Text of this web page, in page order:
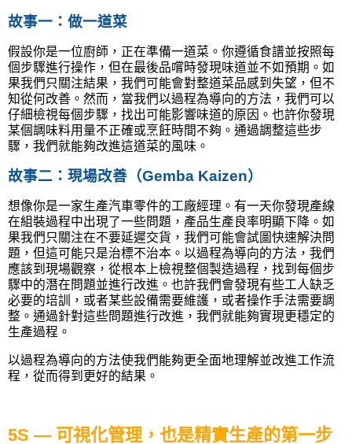
故事一：做一道菜
假設你是一位廚師，正在準備一道菜。你遵循食譜並按照每
個步驟進行操作，但在最後品嚐時發現味道並不如預期。如
果我們只關注結果，我們可能會對整道菜品感到失望，但不
知從何改善。然而，當我們以過程為導向的方法，我們可以
仔細檢視每個步驟，找出可能影響味道的原因。也許你發現
某個調味料用量不正確或烹飪時間不夠。通過調整這些步
驟，我們就能夠改進這道菜的風味。
故事二：現場改善（Gemba Kaizen）
想像你是一家生產汽車零件的工廠經理。有一天你發現產線
在組裝過程中出現了一些問題，產品生產良率明顯下降。如
果我們只關注在不要延遲交貨，我們可能會試圖快速解決問
題，但這可能只是治標不治本。以過程為導向的方法，我們
應該到現場觀察，從根本上檢視整個製造過程，找到每個步
驟中的潛在問題並進行改進。也許我們會發現有些工人缺乏
必要的培訓，或者某些設備需要維護，或者操作手法需要調
整。通過針對這些問題進行改進，我們就能夠實現更穩定的
生產過程。
以過程為導向的方法使我們能夠更全面地理解並改進工作流
程，從而得到更好的結果。
5S — 可視化管理，也是精實生產的第一步